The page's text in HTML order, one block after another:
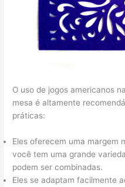
O uso de jogos americanos
mesa é altamente
práticas:
Eles oferecem uma margem
você tem uma grande
podem ser combinadas.
Eles se adaptam facilmente